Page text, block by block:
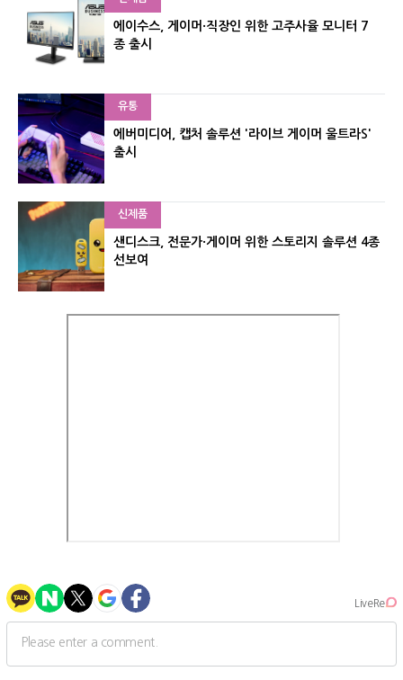
에이수스, 게이머·직장인 위한 고주사율 모니터 7
종 출시
유통
에버미디어, 캡처 솔루션 '라이브 게이머 울트라S'
출시
신제품
샌디스크, 전문가·게이머 위한 스토리지 솔루션 4종
선보여